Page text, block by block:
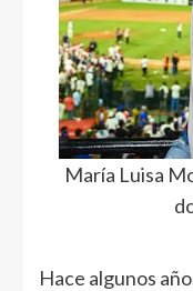
María Luisa
Hace algunos